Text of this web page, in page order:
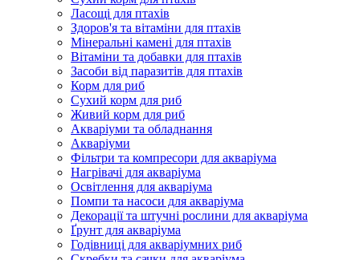
Ласощі для птахів
Здоров'я та вітаміни для птахів
Мінеральні камені для птахів
Вітаміни та добавки для птахів
Засоби від паразитів для птахів
Корм для риб
Сухий корм для риб
Живий корм для риб
Акваріуми та обладнання
Акваріуми
Фільтри та компресори для акваріума
Нагрівачі для акваріума
Освітлення для акваріума
Помпи та насоси для акваріума
Декорації та штучні рослини для акваріума
Ґрунт для акваріума
Годівниці для акваріумних риб